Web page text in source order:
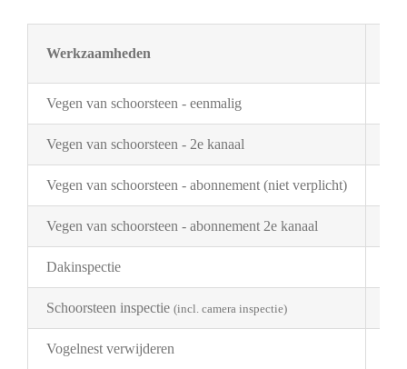
Werkzaamheden
Vegen van schoorsteen - eenmalig
Vegen van schoorsteen - 2e kanaal
Vegen van schoorsteen - abonnement (niet verplicht)
Vegen van schoorsteen - abonnement 2e kanaal
Dakinspectie
Schoorsteen inspectie (incl. camera inspectie)
Vogelnest verwijderen